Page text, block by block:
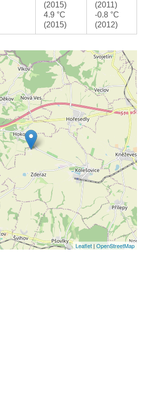
(2015)
4.9 °C
(2015)
(2011)
-0.8 °C
(2012)
Leaflet | OpenStreetMap